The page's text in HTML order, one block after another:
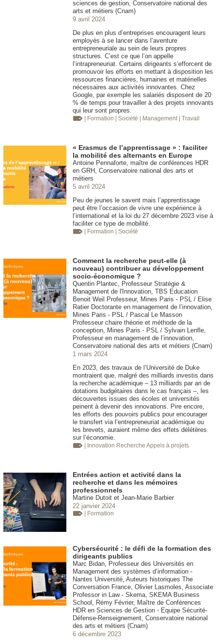
sciences de gestion, Conservatoire national des
arts et métiers (Cnam)
9 avril 2024
De plus en plus d’entreprises encouragent leurs
employés à se lancer dans l’aventure
entrepreneuriale au sein de leurs propres
structures. C’est ce que l’on appelle
l’intrapreneuriat. Certains dirigeants s’efforcent de
promouvoir les efforts en mettant à disposition les
ressources financières, humaines et matérielles
nécessaires aux activités innovantes. Chez
Google, par exemple les salariés disposent de 20
% de temps pour travailler à des projets innovants
qui leur sont propres.
| Formation | Société | Management | Travail
« Erasmus de l’apprentissage » : faciliter
la mobilité des alternants en Europe
Antoine Pennaforte, maître de conférences HDR
en GRH, Conservatoire national des arts et
métiers
5 avril 2024
Peu de jeunes le savent mais l’apprentissage
peut être l’occasion de vivre une expérience à
l’international et la loi du 27 décembre 2023 vise à
faciliter ce type de mobilité.
| Formation | Société
Comment la recherche peut-elle (à
nouveau) contribuer au développement
socio-économique ?
Quentin Plantec, Professeur Stratégie &
Management de l'Innovation, TBS Education
Benoit Weil Professeur, Mines Paris - PSL / Elise
Ratier Doctorante en management de l’innovation,
Mines Paris - PSL / Pascal Le Masson
Professeur chaire théorie et méthode de la
conception, Mines Paris - PSL / Sylvain Lenfle,
Professeur en management de l’innovation,
Conservatoire national des arts et métiers (Cnam)
1 mars 2024
En 2023, des travaux de l’Université de Duke
montraient que, malgré des milliards investis dans
la recherche académique – 13 milliards par an de
dotations budgétaires dans le cas français –, les
découvertes issues des écoles et universités
peinent à devenir des innovations. Pire encore,
les efforts des pouvoirs publics pour encourager
le transfert via l’entrepreneuriat académique ou
les brevets, auraient même des effets délétères
sur l’économie.
| Innovation Recherche Appels à projets
Entrées action et activité dans la
recherche et dans les mémoires
professionnels
Martine Dutoit et Jean-Marie Barbier
22 janvier 2024
| Formation
Cybersécurité : le défi de la formation des
dirigeants publics
Marc Bidan, Professeur des Universités en
Management des systèmes d’information -
Nantes Université, Auteurs historiques The
Conversation France, Olivier Lasmoles, Associate
Professor in Law - Skema, SKEMA Business
School, Rémy Février, Maître de Conférences
HDR en Sciences de Gestion - Equipe Sécurité-
Défense-Renseignement, Conservatoire national
des arts et métiers (Cnam)
6 décembre 2023